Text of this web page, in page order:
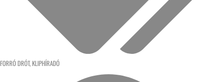
FORRÓ DRÓT, KLIPHÍRADÓ